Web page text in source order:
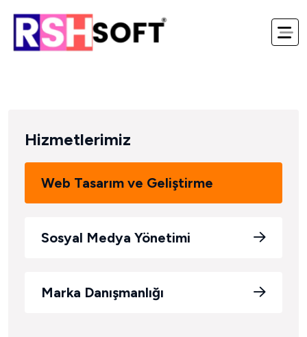
Hizmetlerimiz
Web Tasarım ve Geliştirme
Sosyal Medya Yönetimi
Marka Danışmanlığı